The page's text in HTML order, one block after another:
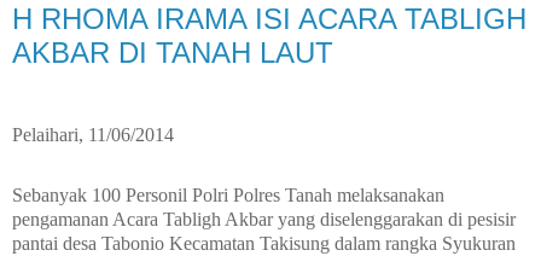
H RHOMA IRAMA ISI ACARA TABLIGH
AKBAR DI TANAH LAUT
Pelaihari, 11/06/2014
Sebanyak 100 Personil Polri Polres Tanah melaksanakan
pengamanan Acara Tabligh Akbar yang diselenggarakan di pesisir
pantai desa Tabonio Kecamatan Takisung dalam rangka Syukuran